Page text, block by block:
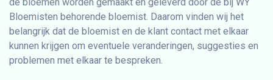
Bloemisten behorende bloemist. Daarom vinden wij het
belangrijk dat de bloemist en de klant contact met elkaar
kunnen krijgen om eventuele veranderingen, suggesties en
problemen met elkaar te bespreken.